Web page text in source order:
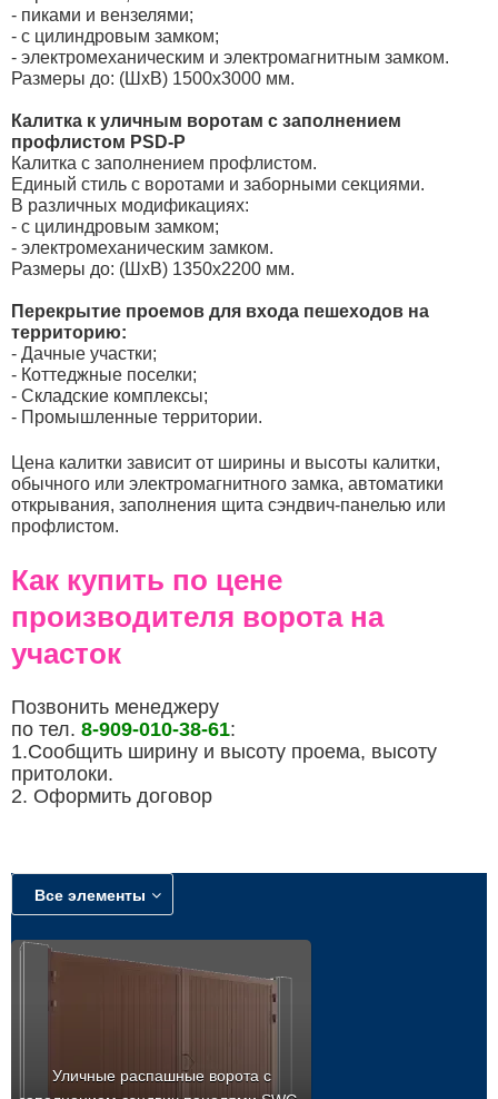
- пиками и вензелями;
- с цилиндровым замком;
- электромеханическим и электромагнитным замком.
Размеры до: (ШхВ) 1500х3000 мм.
Калитка к уличным воротам с заполнением
профлистом PSD-P
Калитка с заполнением профлистом.
Единый стиль с воротами и заборными секциями.
В различных модификациях:
- с цилиндровым замком;
- электромеханическим замком.
Размеры до: (ШхВ) 1350х2200 мм.
Перекрытие проемов для входа пешеходов на
территорию:
- Дачные участки;
- Коттеджные поселки;
- Складские комплексы;
- Промышленные территории.
Цена калитки зависит от ширины и высоты калитки,
обычного или электромагнитного замка, автоматики
открывания, заполнения щита сэндвич-панелью или
профлистом.
Как купить по цене
производителя ворота на
участок
Позвонить менеджеру
по тел. 8-909-010-38-61:
1.Сообщить ширину и высоту проема, высоту
притолоки.
2. Оформить договор
Все элементы
Уличные распашные ворота с